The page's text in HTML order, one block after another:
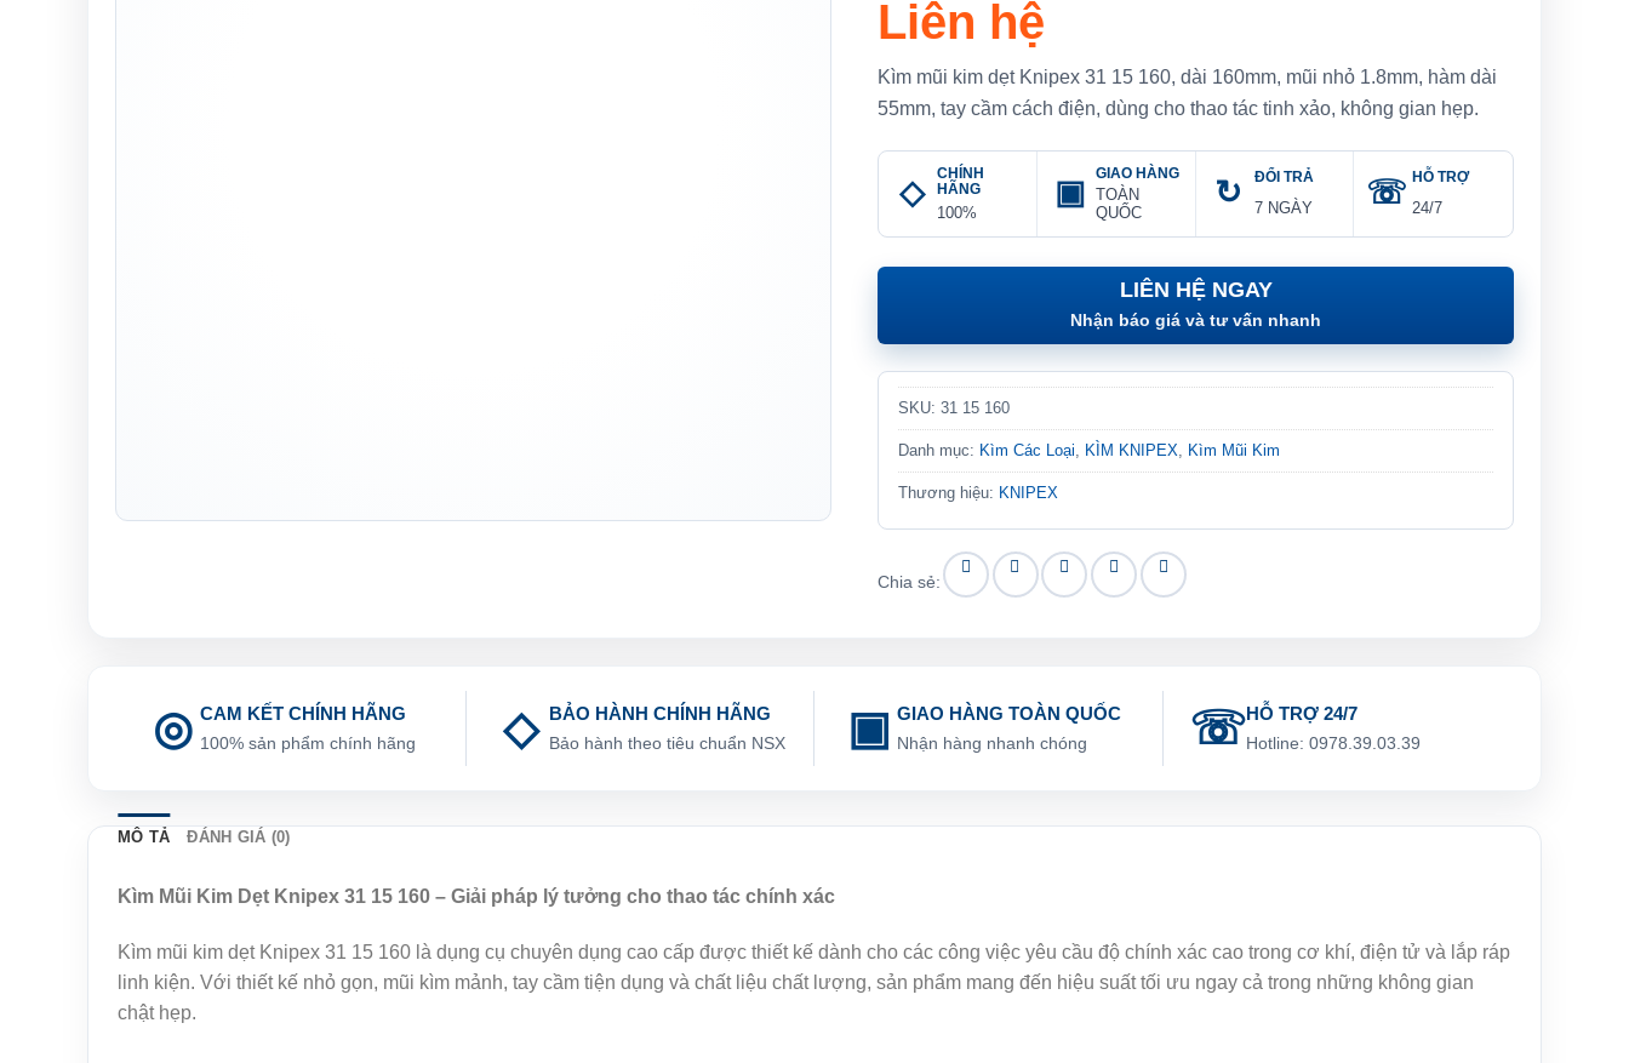
Liên hệ
Kìm mũi kim dẹt Knipex 31 15 160, dài 160mm, mũi nhỏ 1.8mm, hàm dài
55mm, tay cầm cách điện, dùng cho thao tác tinh xảo, không gian hẹp.
CHÍNH
HÃNG
100%
GIAO HÀNG
TOÀN
QUỐC
ĐỔI TRẢ
7 NGÀY
HỖ TRỢ
24/7
LIÊN HỆ NGAY
Nhận báo giá và tư vấn nhanh
SKU:31 15 160
Danh mục: Kìm Các Loại KÌM KNIPEX Kìm Mũi Kim
Thương hiệu: KNIPEX
Chia sẻ:
CAM KẾT CHÍNH HÃNG
100% sản phẩm chính hãng
BẢO HÀNH CHÍNH HÃNG
Bảo hành theo tiêu chuẩn NSX
GIAO HÀNG TOÀN QUỐC
Nhận hàng nhanh chóng
HỖ TRỢ 24/7
Hotline: 0978.39.03.39
MÔ TẢ ĐÁNH GIÁ (0)
Kìm Mũi Kim Dẹt Knipex 31 15 160 – Giải pháp lý tưởng cho thao tác chính xác
Kìm mũi kim dẹt Knipex 31 15 160 là dụng cụ chuyên dụng cao cấp được thiết kế dành cho các công việc yêu cầu độ chính xác cao trong cơ khí, điện tử và lắp ráp
linh kiện. Với thiết kế nhỏ gọn, mũi kìm mảnh, tay cầm tiện dụng và chất liệu chất lượng, sản phẩm mang đến hiệu suất tối ưu ngay cả trong những không gian
chật hẹp.